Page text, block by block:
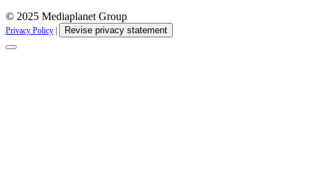
© 2025 Mediaplanet Group
Privacy Policy Revise privacy statement